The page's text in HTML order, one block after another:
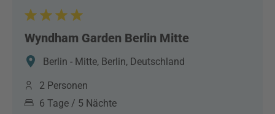
Wyndham Garden Berlin Mitte
Berlin - Mitte, Berlin, Deutschland
2 Personen
6 Tage / 5 Nächte